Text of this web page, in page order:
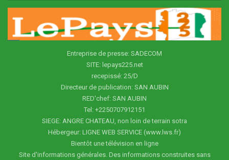
Entreprise de presse: SADECOM
SITE: lepays225.net
recepissé: 25/D
Directeur de publication: SAN AUBIN
RED'chef: SAN AUBIN
Tel: +2250707912151
SIEGE: ANGRE CHATEAU, non loin de terrain sotra
Hébergeur: LIGNE WEB SERVICE (www.lws.fr)
Bientôt une télévision en ligne
Site d'informations générales. Des informations construites sans